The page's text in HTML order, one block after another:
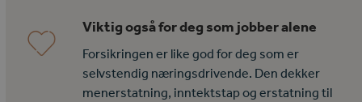
Viktig også for deg som jobber alene
Forsikringen er like god for deg som er
selvstendig næringsdrivende. Den dekker
menerstatning, inntektstap og erstatning til